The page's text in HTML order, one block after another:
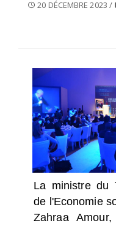
20 DÉCEMBRE 2023 /
La ministre du
de l'Economie
Zahraa